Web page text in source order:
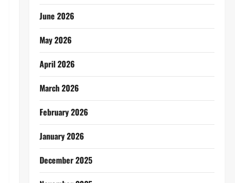
June 2026
May 2026
April 2026
March 2026
February 2026
January 2026
December 2025